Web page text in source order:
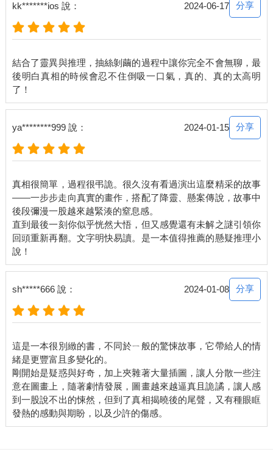
▲▼▲▼
板和白色木質花邊裝飾。房子周圍有一圈門廊，門廊上放著柳編
家具，盆栽全種著黃色雛菊和秋海棠。屋後有一大片樹林（或許
是公園？），所以街上鶯啼燕語，昆蟲嗡嗡飛舞。
我沿著石板路走去，爬上前門廊的台階。我按下門鈴，一個小男
孩來應門。他留一頭豎起的橘紅色直髮，讓我想到巨魔娃娃。
我蹲下來，和他四目相交。
「我猜你的名字叫泰迪。」
男孩露出害羞的笑容。
「我是瑪洛莉．昆恩。我是──」
他轉身沿樓梯跑上二樓，消失在視線中。
「泰迪？」
我不確定該如何是好。我面前是個小玄關，還有一條通往廚房的
松木地板。我聞到空調有一股清新的香氣，還有淡淡墨菲石油牌
清潔劑的氣味，地板好像才剛刷洗過。所有家具看起來都又新又
現代，像是剛從家具行展示間運來。
我按了門鈴，但門鈴沒發出聲音。我又按了三次—毫無動靜。
「有人嗎？」
kk*******ios 說： 2024-06-17 分享
結合了靈異與推理，抽絲剝繭的過程中讓你完全不會無聊，最
後明白真相的時候會忍不住倒吸一口氣，真的、真的太高明
ya********999 說： 2024-01-15 分享
真相很簡單，過程很弔詭。很久沒有看過演出這麼精采的故事
——一步步走向真實的畫作，搭配了降靈、懸案傳說，故事中
後段彌漫一股越來越緊湊的窒息感。
直到最後一刻你似乎恍然大悟，但又感覺還有未解之謎引領你
回頭重新再翻。文字明快易讀。是一本值得推薦的懸疑推理小
sh*****666 說： 2024-01-08 分享
這是一本很別緻的書，不同於ㄧ般的驚悚故事，它帶給人的情
緒是更豐富且多變化的。
剛開始是疑惑與好奇，加上夾雜著大量插圖，讓人分散一些注
意在圖畫上，隨著劇情發展，圖畫越來越逼真且詭譎，讓人感
到一股說不出的悚然，但到了真相揭曉後的尾聲，又有種眼眶